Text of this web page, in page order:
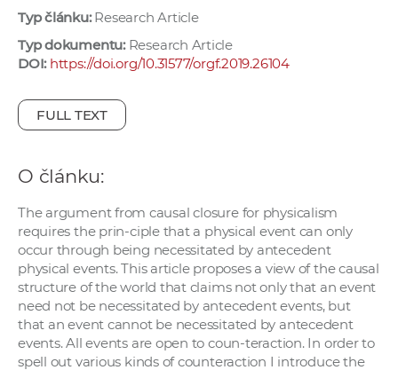
h
a
p
r
c
o
v
Typ článku:Research Article
Typ dokumentu:Research Article
DOI: https://doi.org/10.31577/orgf.2019.26104
FULL TEXT
O článku:
The argument from causal closure for physicalism
requires the prin-ciple that a physical event can only
occur through being necessitated by antecedent
physical events. This article proposes a view of the causal
structure of the world that claims not only that an event
need not be necessitated by antecedent events, but
that an event cannot be necessitated by antecedent
events. All events are open to coun-teraction. In order to
spell out various kinds of counteraction I introduce the